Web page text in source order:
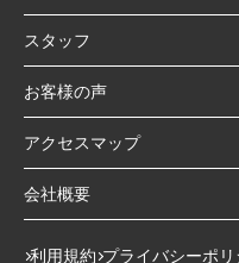
スタッフ
お客様の声
アクセスマップ
会社概要
利用規約 プライバシーポリ